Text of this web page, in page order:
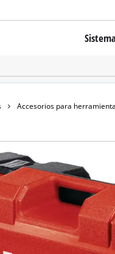
El
cerca de
Todos
Accesorios para